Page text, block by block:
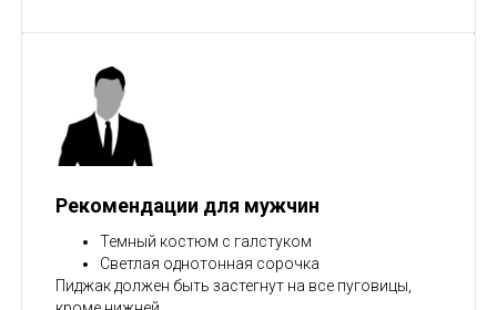
Рекомендации для мужчин
Темный костюм с галстуком
Светлая однотонная сорочка
Пиджак должен быть застегнут на все пуговицы,